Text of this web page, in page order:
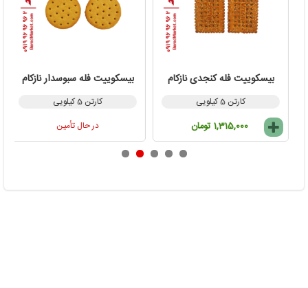
بیسکوییت فله کنجدی نازکام
کارتن 5 کیلویی
1,315,000 تومان
بیسکوییت فله سبوسدار نازکام
کارتن 5 کیلویی
در حال تأمین